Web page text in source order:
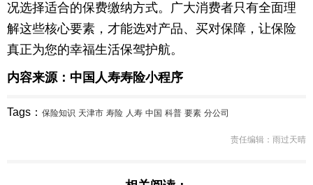
况选择适合的保费缴纳方式。广大消费者只有全面理
解这些核心要素，才能选对产品、买对保障，让保险
真正为您的幸福生活保驾护航。
内容来源：中国人寿寿险小程序
Tags： 保险知识 天津市 寿险 人寿 中国 科普 要素 分公司
责任编辑：雨过天晴